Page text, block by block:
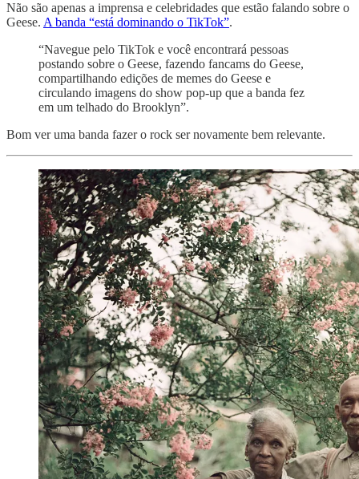
Não são apenas a imprensa e celebridades que estão falando sobre o
Geese. A banda “está dominando o TikTok”.
“Navegue pelo TikTok e você encontrará pessoas
postando sobre o Geese, fazendo fancams do Geese,
compartilhando edições de memes do Geese e
circulando imagens do show pop-up que a banda fez
em um telhado do Brooklyn”.
Bom ver uma banda fazer o rock ser novamente bem relevante.